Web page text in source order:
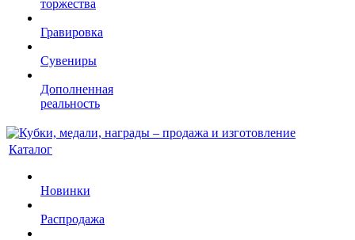
торжества
Гравировка
Сувениры
Дополненная
реальность
Каталог
Новинки
Распродажа